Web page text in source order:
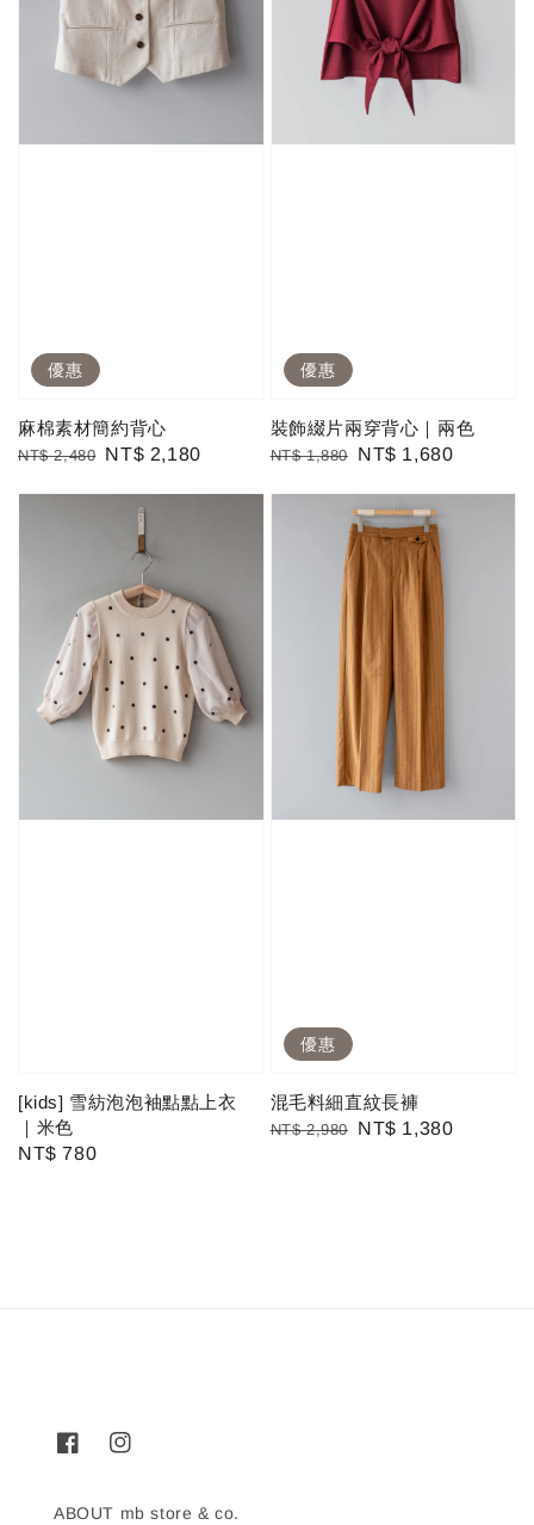
優惠
麻棉素材簡約背心
Regular
NT$ 2,480 Sale
NT$ 2,180
優惠
裝飾綴片兩穿背心｜兩色
Regular
NT$ 1,880
Sale
NT$ 1,680
[kids] 雪紡泡泡袖點點上衣
｜米色
Regular
NT$ 780
優惠
混毛料細直紋長褲
Regular
NT$ 2,980
Sale
NT$ 1,380
ABOUT mb store & co.